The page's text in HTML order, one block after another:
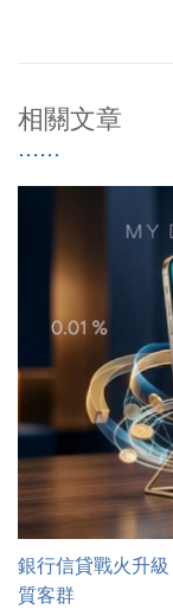
相關文章
銀行信貸戰火升
質客群